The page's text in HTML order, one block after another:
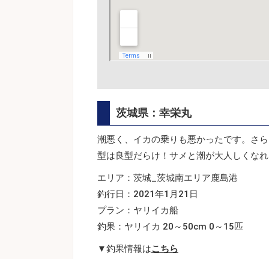
茨城県：幸栄丸
潮悪く、イカの乗りも悪かったです。さ
型は良型だらけ！サメと潮が大人しくな
エリア：茨城_茨城南エリア鹿島港
釣行日：2021年1月21日
プラン：ヤリイカ船
釣果：ヤリイカ 20～50cm 0～15匹
▼釣果情報はこちら